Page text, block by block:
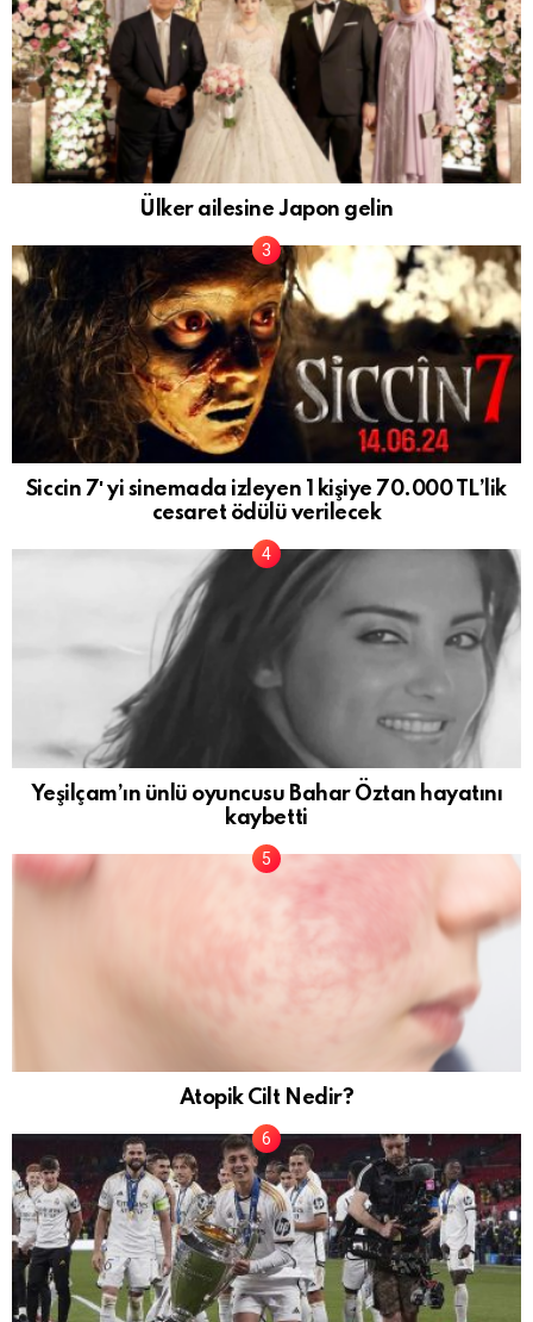
Ülker ailesine Japon gelin
Siccin 7′ yi sinemada izleyen 1 kişiye 70.000 TL’lik
cesaret ödülü verilecek
Yeşilçam’ın ünlü oyuncusu Bahar Öztan hayatını
kaybetti
Atopik Cilt Nedir?